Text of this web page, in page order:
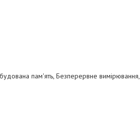
пам'ять, Безперервне вимірювання,